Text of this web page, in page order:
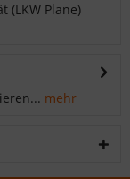
(LKW Plane)
mehr